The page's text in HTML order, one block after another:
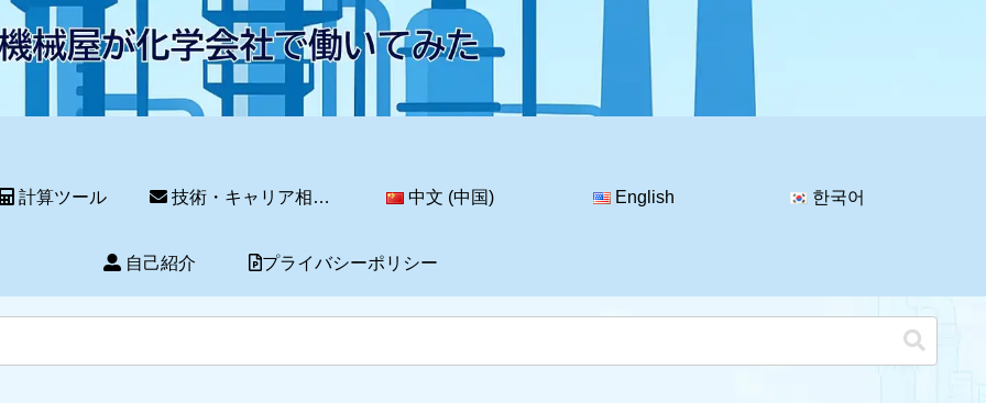
計算ツール 技術・キャリア相談サービス 中文 (中国) English 한국어
自己紹介 プライバシーポリシー